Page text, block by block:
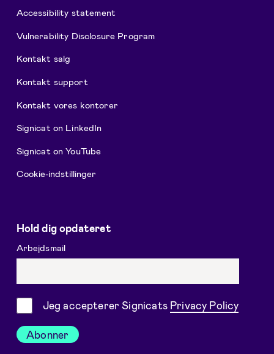
Accessibility statement
Vulnerability Disclosure Program
Kontakt salg
Kontakt support
Kontakt vores kontorer
Signicat on LinkedIn
Signicat on YouTube
Cookie-indstillinger
Hold dig opdateret
Arbejdsmail
SamtykkeJeg accepterer Signicats Privacy Policy
Abonner